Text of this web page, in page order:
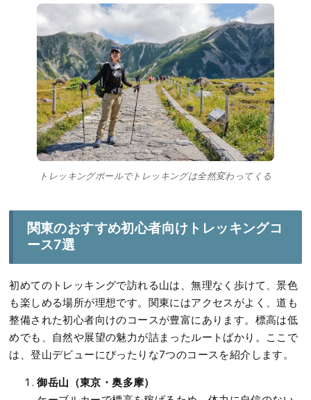
トレッキングポールでトレッキングは全然変わってくる
関東のおすすめ初心者向けトレッキングコ
ース7選
初めてのトレッキングで訪れる山は、無理なく歩けて、景色
も楽しめる場所が理想です。関東にはアクセスがよく、道も
整備された初心者向けのコースが豊富にあります。標高は低
めでも、自然や展望の魅力が詰まったルートばかり。ここで
は、登山デビューにぴったりな7つのコースを紹介します。
御岳山（東京・奥多摩）